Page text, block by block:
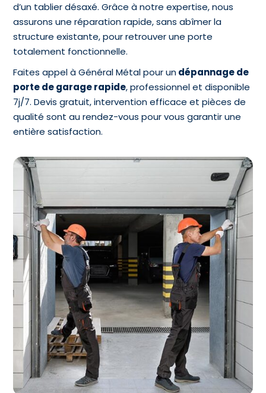
d’un tablier désaxé. Grâce à notre expertise, nous
assurons une réparation rapide, sans abîmer la
structure existante, pour retrouver une porte
totalement fonctionnelle.
Faites appel à Général Métal pour undépannage de
porte de garage rapide, professionnel et disponible
7j/7. Devis gratuit, intervention efficace et pièces de
qualité sont au rendez-vous pour vous garantir une
entière satisfaction.